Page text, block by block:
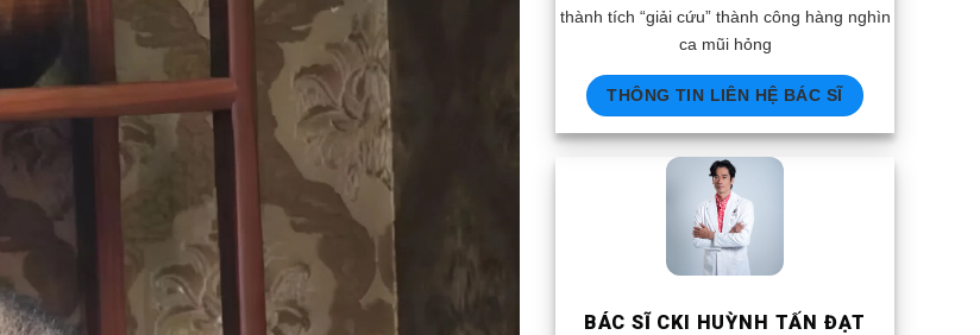
thành tích “giải cứu” thành công hàng nghìn
ca mũi hỏng
THÔNG TIN LIÊN HỆ BÁC SĨ
BÁC SĨ CKI HUỲNH TẤN ĐẠT